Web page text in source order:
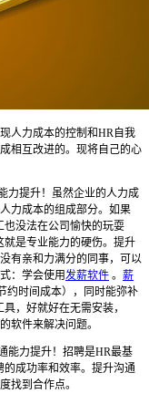
人力成本的控制和HR自我
相互改进的。现将自己的心
力提升！虽然企业的人力成
力成本的组成部分。如果
也没法在公司愉快的玩耍
就是专业能力的硬伤。提升
有亲和力满分的同事，可以
：学会使用发薪软件 。 薪
约时间成本），同时能弥补
，好就好在无需安装，
软件来解决问题。
能力提升！招聘是HR最基
成功率和效率。提升沟通
找到合作点。